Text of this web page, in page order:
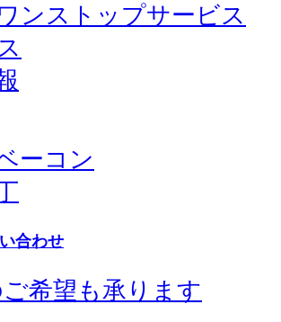
ンストップサービス
ーコン
合わせ
ご希望も承ります